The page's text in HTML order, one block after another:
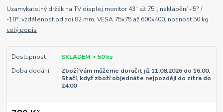
Uzamykatelný držák na TV displej monitor 43" až 75", naklápění +5° /
-10°, vzdálenost od zdi 82 mm, VESA 75x75 až 600x400, nosnost 50 kg
celý popis
Dostupnost
SKLADEM > 50 ks
Doba dodání
Zboží Vám můžeme doručit již 11.08.2026 do 16:00.
Stačí, když zboží objednáte nejpozději do zítra do
24:00